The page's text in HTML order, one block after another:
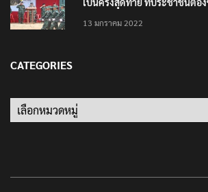
13 มกราคม 2022
CATEGORIES
Categories